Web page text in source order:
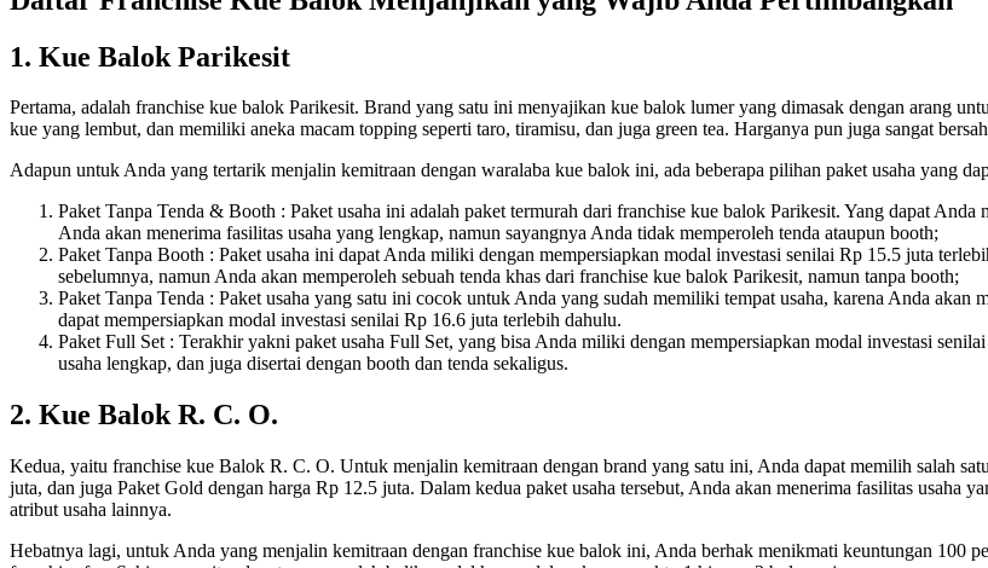
1. Kue Balok Parikesit
Pertama, adalah franchise kue balok Parikesit. Brand yang satu ini menyajikan kue balok lumer yang dimasak dengan arang
kue yang lembut, dan memiliki aneka macam topping seperti taro, tiramisu, dan juga green tea. Harganya pun juga sangat
Adapun untuk Anda yang tertarik menjalin kemitraan dengan waralaba kue balok ini, ada beberapa pilihan paket usaha yang
Paket Tanpa Tenda & Booth : Paket usaha ini adalah paket termurah dari franchise kue balok Parikesit. Yang dapat
Anda akan menerima fasilitas usaha yang lengkap, namun sayangnya Anda tidak memperoleh tenda ataupun booth;
Paket Tanpa Booth : Paket usaha ini dapat Anda miliki dengan mempersiapkan modal investasi senilai Rp 15.5 juta
sebelumnya, namun Anda akan memperoleh sebuah tenda khas dari franchise kue balok Parikesit, namun tanpa booth;
Paket Tanpa Tenda : Paket usaha yang satu ini cocok untuk Anda yang sudah memiliki tempat usaha, karena Anda
dapat mempersiapkan modal investasi senilai Rp 16.6 juta terlebih dahulu.
Paket Full Set : Terakhir yakni paket usaha Full Set, yang bisa Anda miliki dengan mempersiapkan modal investasi
usaha lengkap, dan juga disertai dengan booth dan tenda sekaligus.
2. Kue Balok R. C. O.
Kedua, yaitu franchise kue Balok R. C. O. Untuk menjalin kemitraan dengan brand yang satu ini, Anda dapat memilih salah
juta, dan juga Paket Gold dengan harga Rp 12.5 juta. Dalam kedua paket usaha tersebut, Anda akan menerima fasilitas usaha
atribut usaha lainnya.
Hebatnya lagi, untuk Anda yang menjalin kemitraan dengan franchise kue balok ini, Anda berhak menikmati keuntungan 100